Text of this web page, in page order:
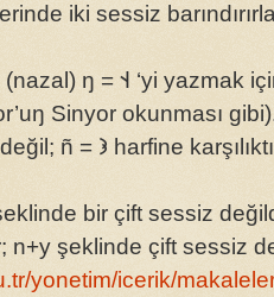
iki sessiz
yaŋlıştır. ñ = ny/yn sesine
Sinyor okunması
Eŋlik ŋ harfi, ŋ ile yazılır, ñ ile değil; ñ = 𐰪 harfine
bir çift sessiz
n+y şeklinde çift sessiz
yonetim/icerik/